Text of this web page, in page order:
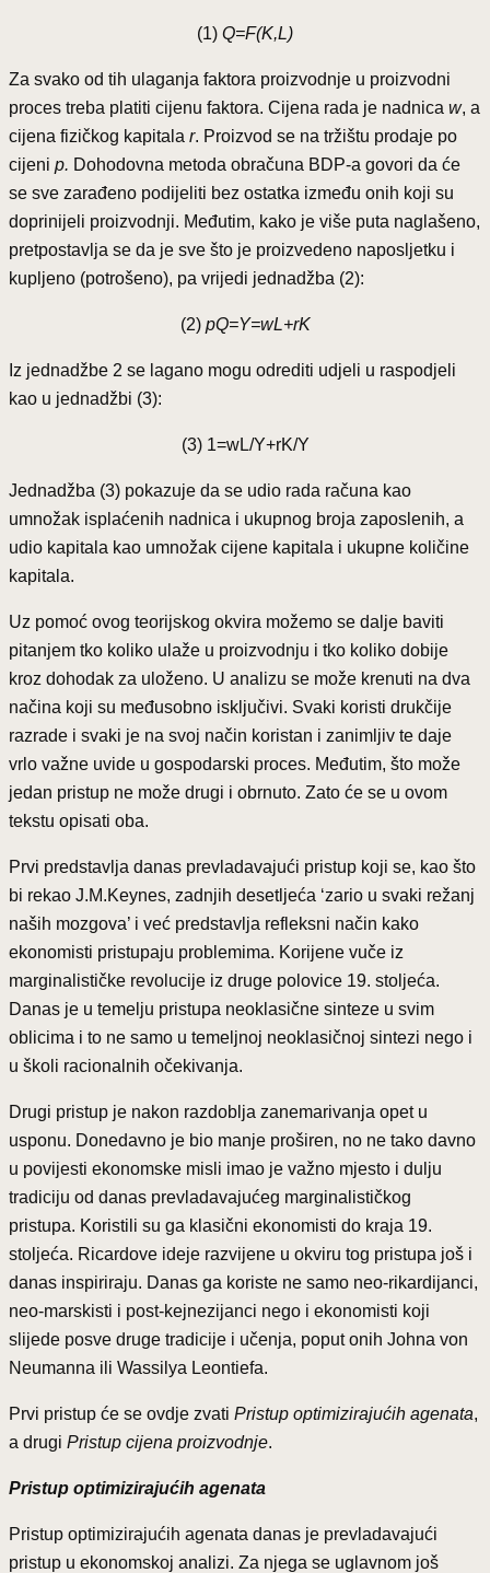
(1) Q=F(K,L)
Za svako od tih ulaganja faktora proizvodnje u proizvodni
proces treba platiti cijenu faktora. Cijena rada je nadnica w, a
cijena fizičkog kapitala r. Proizvod se na tržištu prodaje po
cijeni p. Dohodovna metoda obračuna BDP-a govori da će
se sve zarađeno podijeliti bez ostatka između onih koji su
doprinijeli proizvodnji. Međutim, kako je više puta naglašeno,
pretpostavlja se da je sve što je proizvedeno naposljetku i
kupljeno (potrošeno), pa vrijedi jednadžba (2):
(2) pQ=Y=wL+rK
Iz jednadžbe 2 se lagano mogu odrediti udjeli u raspodjeli
kao u jednadžbi (3):
(3) 1=wL/Y+rK/Y
Jednadžba (3) pokazuje da se udio rada računa kao
umnožak isplaćenih nadnica i ukupnog broja zaposlenih, a
udio kapitala kao umnožak cijene kapitala i ukupne količine
kapitala.
Uz pomoć ovog teorijskog okvira možemo se dalje baviti
pitanjem tko koliko ulaže u proizvodnju i tko koliko dobije
kroz dohodak za uloženo. U analizu se može krenuti na dva
načina koji su međusobno isključivi. Svaki koristi drukčije
razrade i svaki je na svoj način koristan i zanimljiv te daje
vrlo važne uvide u gospodarski proces. Međutim, što može
jedan pristup ne može drugi i obrnuto. Zato će se u ovom
tekstu opisati oba.
Prvi predstavlja danas prevladavajući pristup koji se, kao što
bi rekao J.M.Keynes, zadnjih desetljeća ‘zario u svaki režanj
naših mozgova’ i već predstavlja refleksni način kako
ekonomisti pristupaju problemima. Korijene vuče iz
marginalističke revolucije iz druge polovice 19. stoljeća.
Danas je u temelju pristupa neoklasične sinteze u svim
oblicima i to ne samo u temeljnoj neoklasičnoj sintezi nego i
u školi racionalnih očekivanja.
Drugi pristup je nakon razdoblja zanemarivanja opet u
usponu. Donedavno je bio manje proširen, no ne tako davno
u povijesti ekonomske misli imao je važno mjesto i dulju
tradiciju od danas prevladavajućeg marginalističkog
pristupa. Koristili su ga klasični ekonomisti do kraja 19.
stoljeća. Ricardove ideje razvijene u okviru tog pristupa još i
danas inspiriraju. Danas ga koriste ne samo neo-rikardijanci,
neo-marskisti i post-kejnezijanci nego i ekonomisti koji
slijede posve druge tradicije i učenja, poput onih Johna von
Neumanna ili Wassilya Leontiefa.
Prvi pristup će se ovdje zvati Pristup optimizirajućih agenata,
a drugi Pristup cijena proizvodnje.
Pristup optimizirajućih agenata
Pristup optimizirajućih agenata danas je prevladavajući
pristup u ekonomskoj analizi. Za njega se uglavnom još